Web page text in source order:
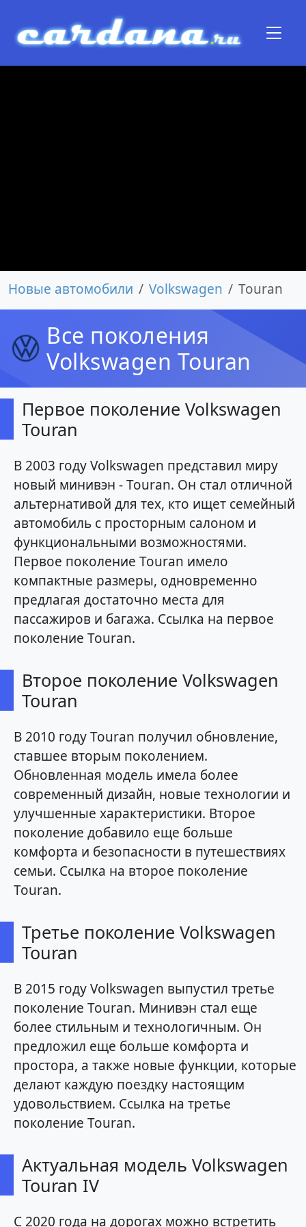
Новые автомобили Volkswagen Touran
Все поколения
Volkswagen Touran
Первое поколение Volkswagen
Touran
В 2003 году Volkswagen представил миру
новый минивэн - Touran. Он стал отличной
альтернативой для тех, кто ищет семейный
автомобиль с просторным салоном и
функциональными возможностями.
Первое поколение Touran имело
компактные размеры, одновременно
предлагая достаточно места для
пассажиров и багажа. Ссылка на первое
поколение Touran.
Второе поколение Volkswagen
Touran
В 2010 году Touran получил обновление,
ставшее вторым поколением.
Обновленная модель имела более
современный дизайн, новые технологии и
улучшенные характеристики. Второе
поколение добавило еще больше
комфорта и безопасности в путешествиях
семьи. Ссылка на второе поколение
Touran.
Третье поколение Volkswagen
Touran
В 2015 году Volkswagen выпустил третье
поколение Touran. Минивэн стал еще
более стильным и технологичным. Он
предложил еще больше комфорта и
простора, а также новые функции, которые
делают каждую поездку настоящим
удовольствием. Ссылка на третье
поколение Touran.
Актуальная модель Volkswagen
Touran IV
С 2020 года на дорогах можно встретить